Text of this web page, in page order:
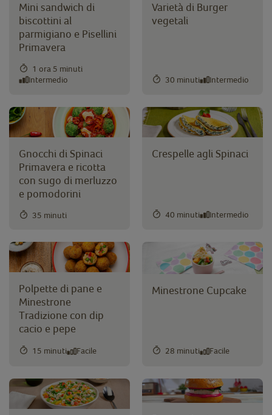
Mini sandwich di
biscottini al
parmigiano e Pisellini
Primavera
1 ora 5 minuti
Intermedio
Varietà di Burger
vegetali
30 minuti Intermedio
Gnocchi di Spinaci
Primavera e ricotta
con sugo di merluzzo
e pomodorini
35 minuti
Crespelle agli Spinaci
40 minuti Intermedio
Polpette di pane e
Minestrone
Tradizione con dip
cacio e pepe
15 minuti Facile
Minestrone Cupcake
28 minuti Facile